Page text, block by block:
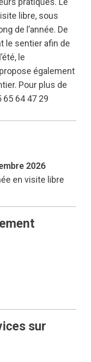
libre, sous
de l’année. De
le sentier afin de
le
également
Pour plus de
65 64 47 29
2026
en visite libre
sur